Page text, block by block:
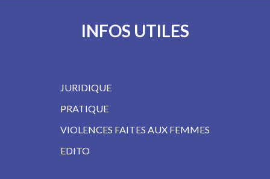
INFOS UTILES
JURIDIQUE
PRATIQUE
VIOLENCES FAITES AUX FEMMES
EDITO